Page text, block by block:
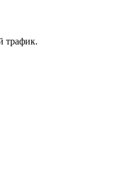
трафик.